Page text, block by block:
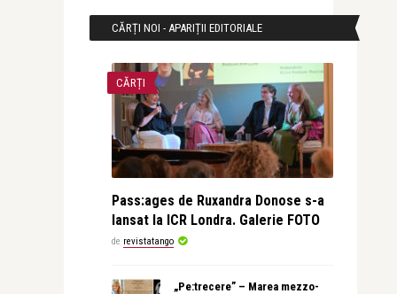
CĂRȚI NOI - APARIȚII EDITORIALE
CĂRȚI
Pass:ages de Ruxandra Donose s-a
lansat la ICR Londra. Galerie FOTO
de revistatango
„Pe:trecere” – Marea mezzo-